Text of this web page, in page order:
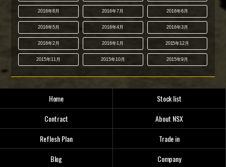
2016年8月 2016年7月 2016年6月
2016年5月 2016年4月 2016年3月
2016年2月 2016年1月 2015年12月
2015年11月 2015年10月 2015年9月
Home
Stock list
Contract
About NSX
Reflesh Plan
Trade in
Blog
Company